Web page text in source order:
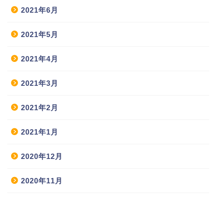
2021年6月
2021年5月
2021年4月
2021年3月
2021年2月
2021年1月
2020年12月
2020年11月